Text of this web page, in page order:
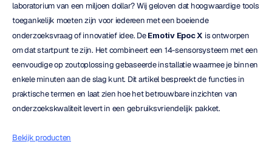
laboratorium van een miljoen dollar? Wij geloven dat hoogwaardige tools
toegankelijk moeten zijn voor iedereen met een boeiende
onderzoeksvraag of innovatief idee. De Emotiv Epoc X is ontworpen
om dat startpunt te zijn. Het combineert een 14-sensorsysteem met een
eenvoudige op zoutoplossing gebaseerde installatie waarmee je binnen
enkele minuten aan de slag kunt. Dit artikel bespreekt de functies in
praktische termen en laat zien hoe het betrouwbare inzichten van
onderzoekskwaliteit levert in een gebruiksvriendelijk pakket.
Bekijk producten